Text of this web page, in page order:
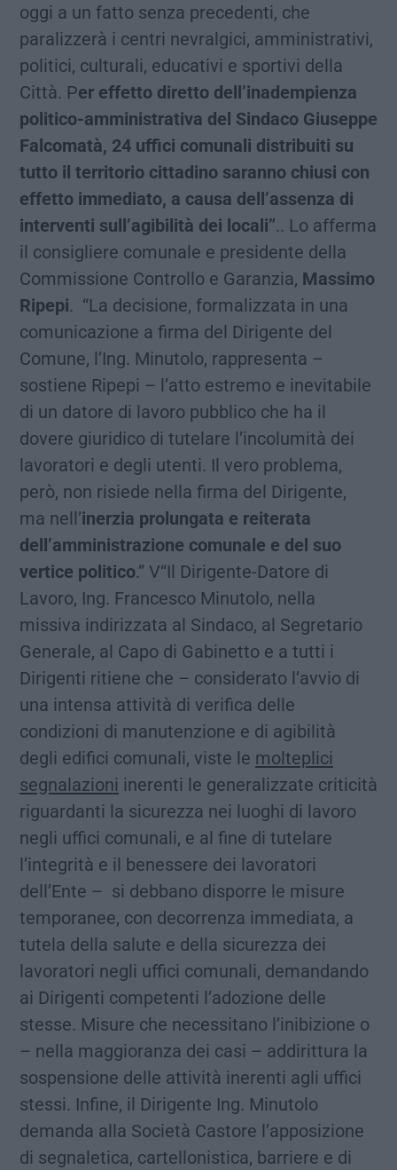
oggi a un fatto senza precedenti, che
paralizzerà i centri nevralgici, amministrativi,
politici, culturali, educativi e sportivi della
Città. Per effetto diretto dell’inadempienza
politico-amministrativa del Sindaco Giuseppe
Falcomatà, 24 uffici comunali distribuiti su
tutto il territorio cittadino saranno chiusi con
effetto immediato, a causa dell’assenza di
interventi sull’agibilità dei locali”.. Lo afferma
il consigliere comunale e presidente della
Commissione Controllo e Garanzia, Massimo
Ripepi. “La decisione, formalizzata in una
comunicazione a firma del Dirigente del
Comune, l’Ing. Minutolo, rappresenta –
sostiene Ripepi – l’atto estremo e inevitabile
di un datore di lavoro pubblico che ha il
dovere giuridico di tutelare l’incolumità dei
lavoratori e degli utenti. Il vero problema,
però, non risiede nella firma del Dirigente,
ma nell’inerzia prolungata e reiterata
dell’amministrazione comunale e del suo
vertice politico.” V“Il Dirigente-Datore di
Lavoro, Ing. Francesco Minutolo, nella
missiva indirizzata al Sindaco, al Segretario
Generale, al Capo di Gabinetto e a tutti i
Dirigenti ritiene che – considerato l’avvio di
una intensa attività di verifica delle
condizioni di manutenzione e di agibilità
degli edifici comunali, viste le molteplici
segnalazioni inerenti le generalizzate criticità
riguardanti la sicurezza nei luoghi di lavoro
negli uffici comunali, e al fine di tutelare
l’integrità e il benessere dei lavoratori
dell’Ente – si debbano disporre le misure
temporanee, con decorrenza immediata, a
tutela della salute e della sicurezza dei
lavoratori negli uffici comunali, demandando
ai Dirigenti competenti l’adozione delle
stesse. Misure che necessitano l’inibizione o
– nella maggioranza dei casi – addirittura la
sospensione delle attività inerenti agli uffici
stessi. Infine, il Dirigente Ing. Minutolo
demanda alla Società Castore l’apposizione
di segnaletica, cartellonistica, barriere e di